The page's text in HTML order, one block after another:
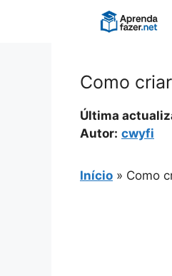
Como
Última
Autor: cwyfi
Início » Como